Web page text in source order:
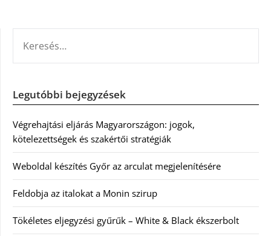
Legutóbbi bejegyzések
Végrehajtási eljárás Magyarországon: jogok,
kötelezettségek és szakértői stratégiák
Weboldal készítés Győr az arculat megjelenítésére
Feldobja az italokat a Monin szirup
Tökéletes eljegyzési gyűrűk – White & Black ékszerbolt